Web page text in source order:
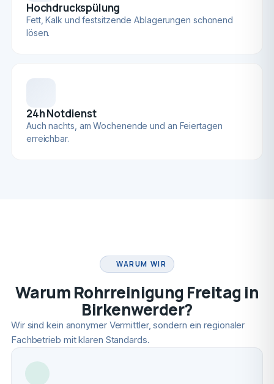
Hochdruckspülung
Fett, Kalk und festsitzende Ablagerungen schonend
lösen.
24h Notdienst
Auch nachts, am Wochenende und an Feiertagen
erreichbar.
WARUM WIR
Warum Rohrreinigung Freitag in
Birkenwerder?
Wir sind kein anonymer Vermittler, sondern ein regionaler
Fachbetrieb mit klaren Standards.